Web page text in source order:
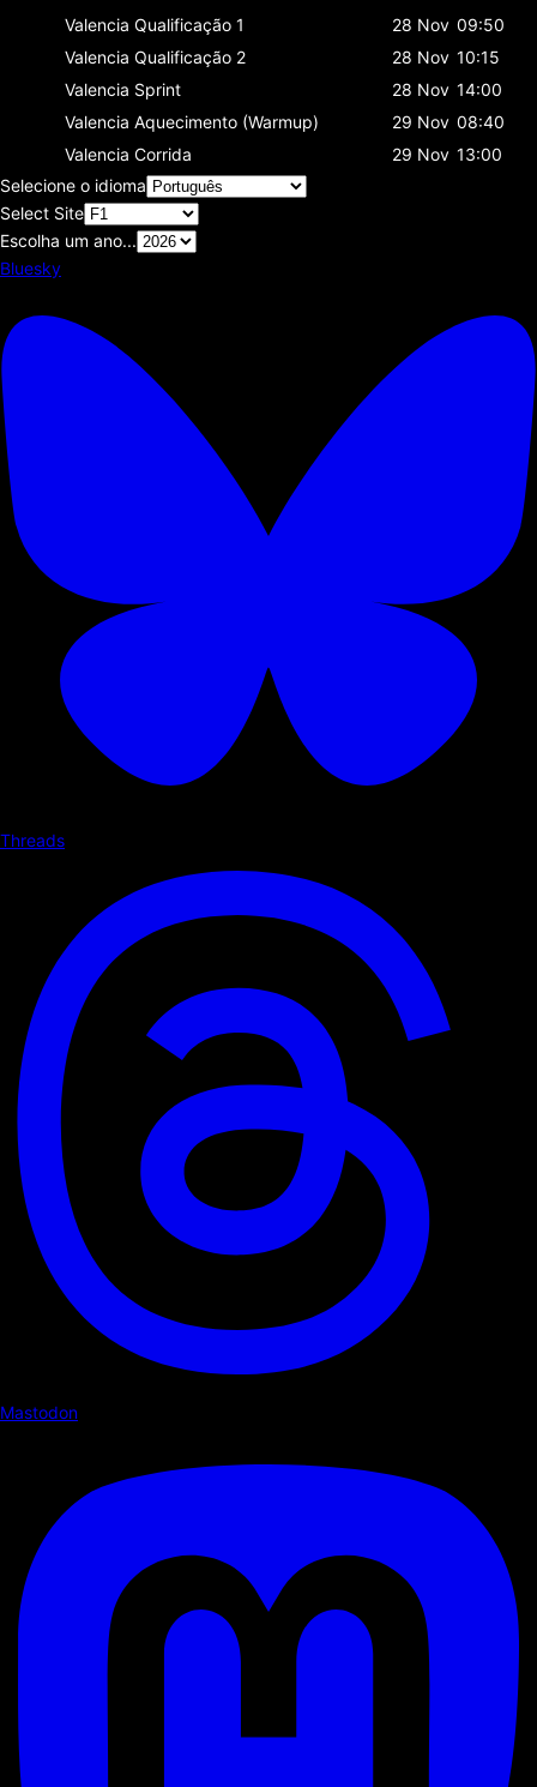
Valencia Qualificação 1 28 Nov 09:50
Valencia Qualificação 2 28 Nov 10:15
Valencia Sprint 28 Nov 14:00
Valencia Aquecimento (Warmup) 29 Nov 08:40
Valencia Corrida 29 Nov 13:00
Selecione o idioma
Select Site
Escolha um ano...
Bluesky
Threads
Mastodon